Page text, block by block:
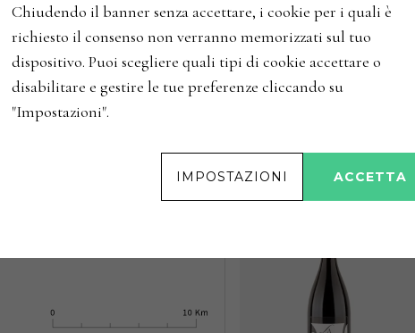
Chiudendo il banner senza accettare, i cookie per i quali è
richiesto il consenso non verranno memorizzati sul tuo
dispositivo. Puoi scegliere quali tipi di cookie accettare o
disabilitare e gestire le tue preferenze cliccando su
"Impostazioni".
IMPOSTAZIONI ACCETTA